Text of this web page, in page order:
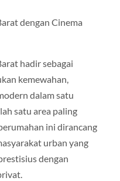
dengan Cinema
hadir sebagai
kemewahan,
dalam satu
satu area paling
ini dirancang
urban yang
dengan